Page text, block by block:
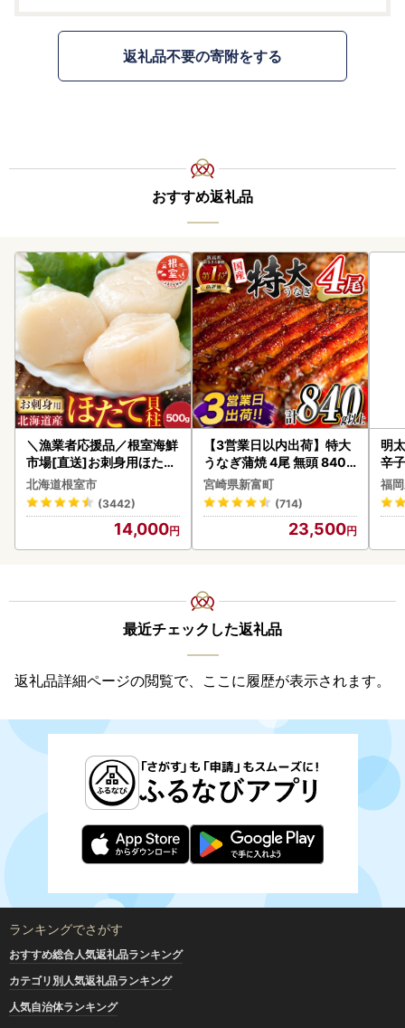
返礼品不要の寄附をする
おすすめ返礼品
＼漁業者応援品／根室海鮮
市場[直送]お刺身用ほたて
貝柱500g A-28002
北海道根室市
(3442)
14,000
【3営業日以内出荷】特大
うなぎ蒲焼 4尾 無頭 840g
以上 C388-840-3D
宮崎県新富町
(714)
23,500
明
辛
福
最近チェックした返礼品
返礼品詳細ページの閲覧で、ここに履歴が表示されます。
ランキングでさがす
おすすめ総合人気返礼品ランキング
カテゴリ別人気返礼品ランキング
人気自治体ランキング